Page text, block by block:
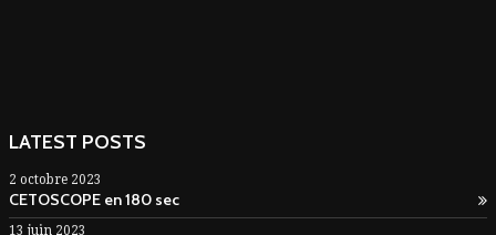
LATEST POSTS
2 octobre 2023
CETOSCOPE en 180 sec
13 juin 2023